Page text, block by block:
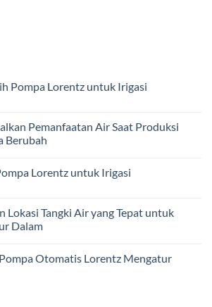
Pompa Lorentz untuk Irigasi
Pemanfaatan Air Saat Produksi
Berubah
Lorentz untuk Irigasi
Lokasi Tangki Air yang Tepat untuk
Dalam
Otomatis Lorentz Mengatur